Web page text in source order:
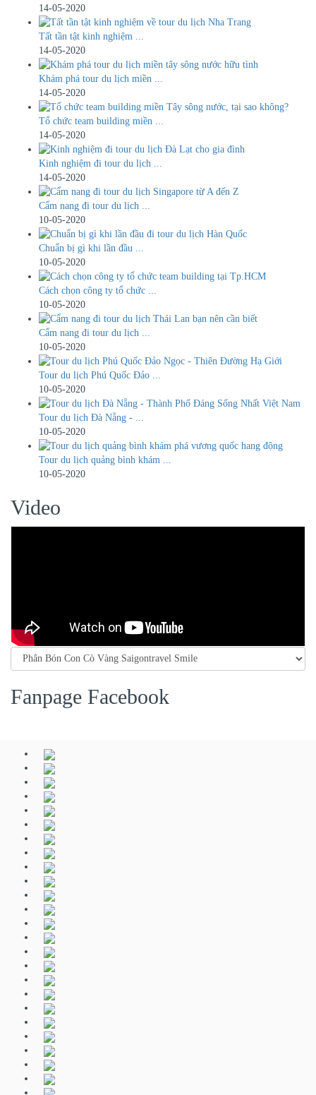
14-05-2020
Tất tần tật kinh nghiệm ...
14-05-2020
Khám phá tour du lịch miền ...
14-05-2020
Tổ chức team building miền ...
14-05-2020
Kinh nghiệm đi tour du lịch ...
14-05-2020
​Cẩm nang đi tour du lịch ...
10-05-2020
Chuẩn bị gì khi lần đầu ...
10-05-2020
Cách chọn công ty tổ chức ...
10-05-2020
Cẩm nang đi tour du lịch ...
10-05-2020
Tour du lịch Phú Quốc Đảo ...
10-05-2020
Tour du lịch Đà Nẵng - ...
10-05-2020
Tour du lịch quảng bình khám ...
10-05-2020
Video
Fanpage Facebook